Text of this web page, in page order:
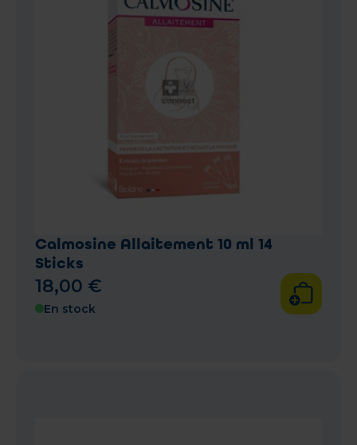
Calmosine Allaitement 10 ml 14
Sticks
18,00 €
En stock